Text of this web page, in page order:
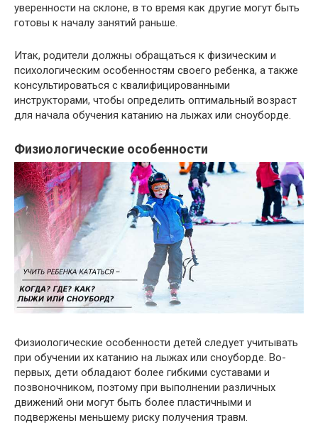
уверенности на склоне, в то время как другие могут быть
готовы к началу занятий раньше.
Итак, родители должны обращаться к физическим и
психологическим особенностям своего ребенка, а также
консультироваться с квалифицированными
инструкторами, чтобы определить оптимальный возраст
для начала обучения катанию на лыжах или сноуборде.
Физиологические особенности
Физиологические особенности детей следует учитывать
при обучении их катанию на лыжах или сноуборде. Во-
первых, дети обладают более гибкими суставами и
позвоночником, поэтому при выполнении различных
движений они могут быть более пластичными и
подвержены меньшему риску получения травм.